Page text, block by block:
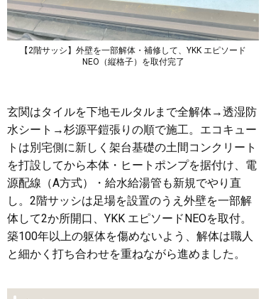
【2階サッシ】外壁を一部解体・補修して、YKK エピソード
NEO（縦格子）を取付完了
玄関はタイルを下地モルタルまで全解体→透湿防
水シート→杉源平鎧張りの順で施工。エコキュー
トは別宅側に新しく架台基礎の土間コンクリート
を打設してから本体・ヒートポンプを据付け、電
源配線（A方式）・給水給湯管も新規でやり直
し。2階サッシは足場を設置のうえ外壁を一部解
体して2か所開口、YKK エピソードNEOを取付。
築100年以上の躯体を傷めないよう、解体は職人
と細かく打ち合わせを重ねながら進めました。